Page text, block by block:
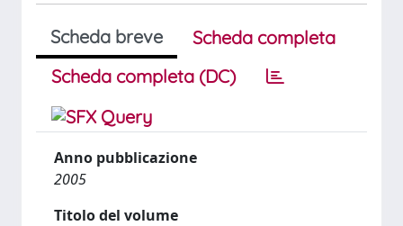
Scheda breve
Scheda completa
Scheda completa (DC)
Anno pubblicazione
2005
Titolo del volume